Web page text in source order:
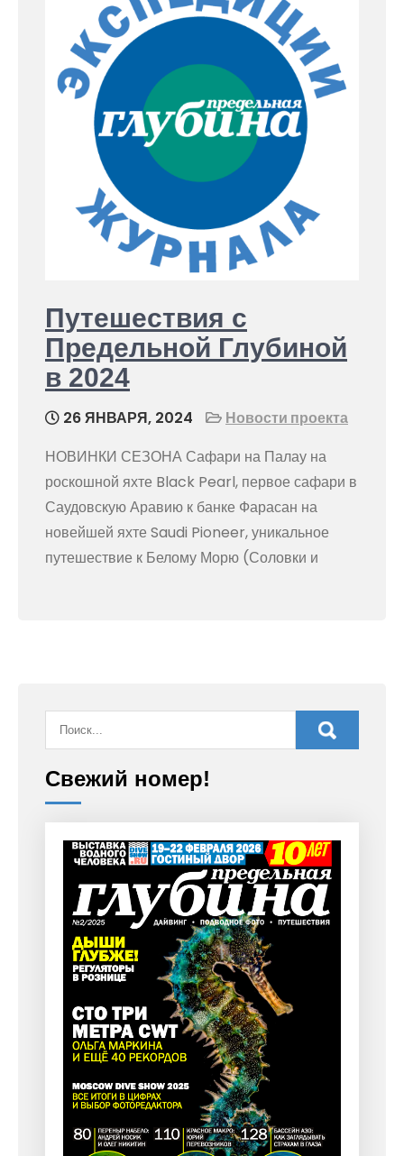
Путешествия с
Предельной Глубиной
в 2024
26 ЯНВАРЯ, 2024
Новости проекта
НОВИНКИ СЕЗОНА Сафари на Палау на
роскошной яхте Black Pearl, первое сафари в
Саудовскую Аравию к банке Фарасан на
новейшей яхте Saudi Pioneer, уникальное
путешествие к Белому Морю (Соловки и
Свежий номер!